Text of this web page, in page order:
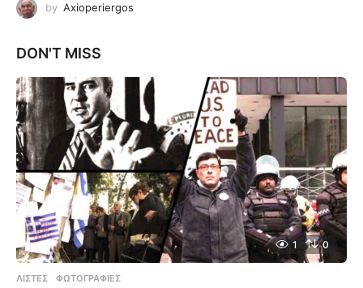
by Axioperiergos
DON'T MISS
1 0
ΛΊΣΤΕΣ ,ΦΩΤΟΓΡΑΦΊΕΣ